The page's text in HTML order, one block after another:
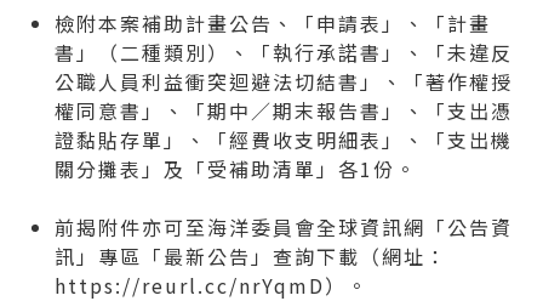
檢附本案補助計畫公告、「申請表」、「計畫
書」（二種類別）、「執行承諾書」、「未違反
公職人員利益衝突迴避法切結書」、「著作權授
權同意書」、「期中／期末報告書」、「支出憑
證黏貼存單」、「經費收支明細表」、「支出機
關分攤表」及「受補助清單」各1份。
前揭附件亦可至海洋委員會全球資訊網「公告資
訊」專區「最新公告」查詢下載（網址：
https://reurl.cc/nrYqmD）。